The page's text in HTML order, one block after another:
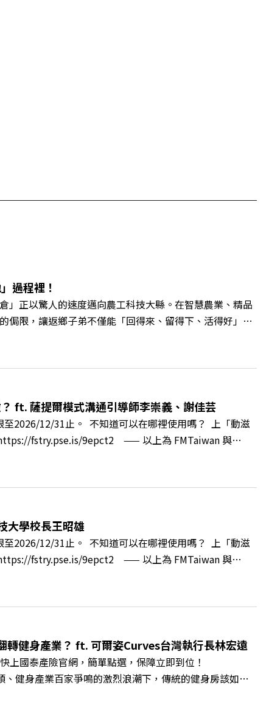
過程裡！
」正以驚人的速度邁向農工科技大縣。在智慧農業、精品
侷限，讓返鄉子弟不僅能「回得來、留得下、活得好」，
立法委員蔡易餘、財信傳媒集團董事長謝金河、紙風車
》書中收錄的八年轉型故事，讀懂這段洗天換地的歷
立的科技版圖中搶先卡位亞創中心？🔺品牌如何雙重升
認同感的力量？🔺在迎向黃金十年的新局下，嘉義如何
人／嘉義縣縣長 翁章梁、立法委員 蔡易餘、財信傳媒集
歡慶遠見40歲生日！手速搶下破天荒的獨家優惠
A4ELQpIG：https://bit.ly/3AjBWNVYT：
ft. 薩提爾模式溝通引導師李崇義、謝佳芸
2026/12/31止。 不知道可以在哪裡使用嗎？ 上「動滋
fstry.pse.is/9epct2 —— 以上為 FMTaiwan 與
友善的對待或霸凌嗎？當工作中的人際摩擦、怕輸怕失
層的「職場冰山」。 本集《遠見 ON AIR》邀請到薩提
透過「冰山理論」拆解職場上的對立與衝突，學會用「好
韌自我。 🔺 職場衝突與霸凌從何而來？🔺 如何用「冰
🔺 面對AI時代的職涯焦慮，如何把自我價值打分權拿回
BWL108🎂歡慶遠見40歲生日！手速搶下破天荒的獨
reurl.cc/A4ELQpIG：https://bit.ly/3AjBWNVYT：
大學校長王昭雄
2026/12/31止。 不知道可以在哪裡使用嗎？ 上「動滋
fstry.pse.is/9epct2 —— 以上為 FMTaiwan 與
技職學校該如何轉型突圍？ 本集《遠見ON AIR》邀請
生的技職教育新典範！ 🔺如何從「傳統私校」轉型為
體專班」！驚豔科技界的國際精準育才 🔺一舉拿下4大
李建興 與談人／樹德科技大學校長 王昭雄 +++++ 🎂歡
注《遠見》更多的社群： LINE：
by Firstory Hosting
健身產業？ ft. 可爾姿Curves台灣執行長林宏遠
國泰產險官網，簡單點選，保障立即到位！
身產業百家爭鳴的激烈浪潮下，傳統的健身房該如何
爾姿如何打造出兼顧健康生活與女力創業的健身新契
心的「女性專屬、零壓力」空間？ 🔺對抗肌少症、預防